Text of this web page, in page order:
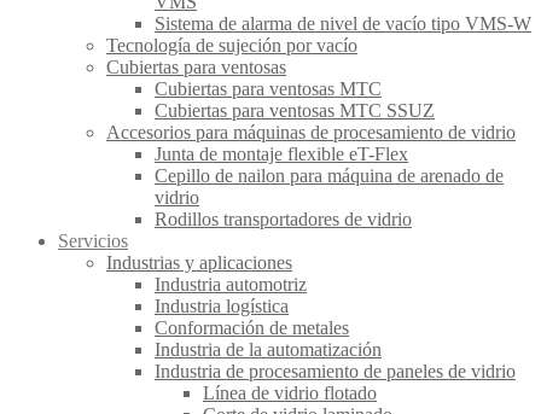
Sistema de alarma de nivel de vacío tipo VMS-W
Tecnología de sujeción por vacío
Cubiertas para ventosas
Cubiertas para ventosas MTC
Cubiertas para ventosas MTC SSUZ
Accesorios para máquinas de procesamiento de vidrio
Junta de montaje flexible eT-Flex
Cepillo de nailon para máquina de arenado de
vidrio
Rodillos transportadores de vidrio
Servicios
Industrias y aplicaciones
Industria automotriz
Industria logística
Conformación de metales
Industria de la automatización
Industria de procesamiento de paneles de vidrio
Línea de vidrio flotado